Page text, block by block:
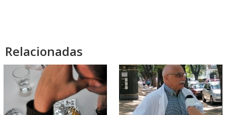
Relacionadas